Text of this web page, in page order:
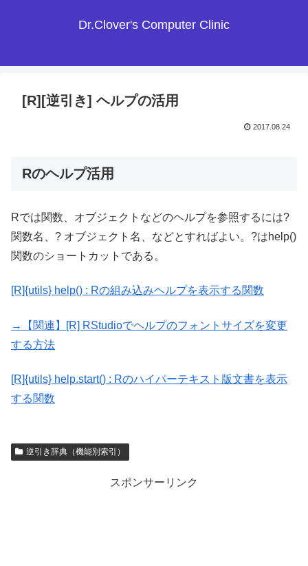
Dr.Clover's Computer Clinic
[R][逆引き] ヘルプの活用
2017.08.24
Rのヘルプ活用
Rでは関数、オブジェクトなどのヘルプを参照するには?
関数名、? オブジェクト名、などとすればよい。?はhelp()
関数のショートカットである。
[R]{utils} help() : Rの組み込みヘルプを表示する関数
→【関連】
[R] RStudioでヘルプのフォントサイズを変更
する方法
[R]{utils} help.start() : Rのハイパーテキスト版文書を表示
する関数
逆引き辞典（機能別索引）
スポンサーリンク